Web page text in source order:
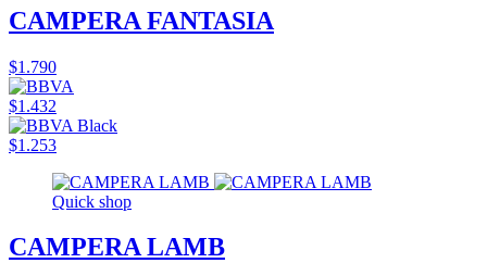
CAMPERA FANTASIA
$1.790
$1.432
$1.253
Quick shop
CAMPERA LAMB